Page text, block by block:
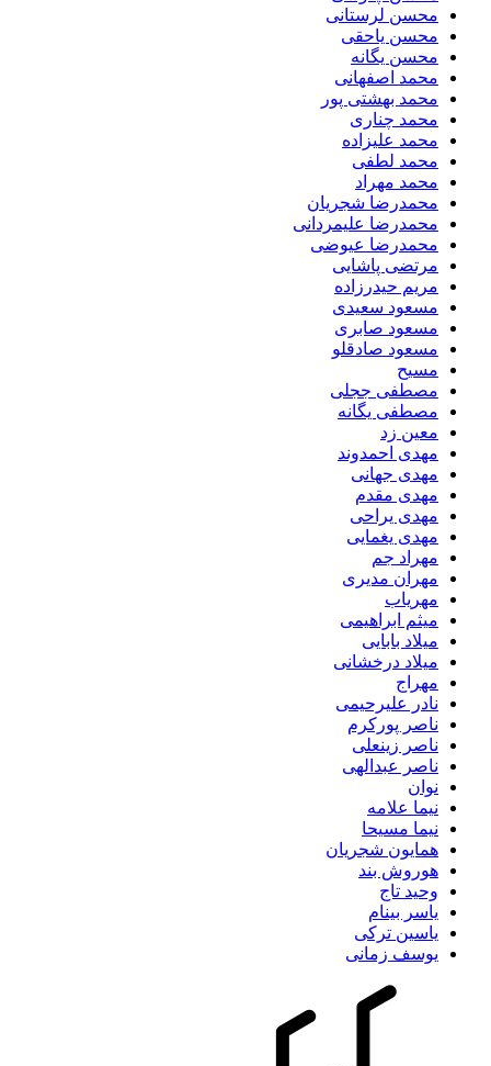
محسن لرستانی
محسن یاحقی
محسن یگانه
محمد اصفهانی
محمد بهشتی پور
محمد چناری
محمد علیزاده
محمد لطفی
محمد مهراد
محمدرضا شجریان
محمدرضا علیمردانی
محمدرضا عیوضی
مرتضی پاشایی
مریم حیدرزاده
مسعود سعیدی
مسعود صابری
مسعود صادقلو
مسیح
مصطفی ججلی
مصطفی یگانه
معین زد
مهدی احمدوند
مهدی جهانی
مهدی مقدم
مهدی یراحی
مهدی یغمایی
مهراد جم
مهران مدیری
مهریاب
میثم ابراهیمی
میلاد بابایی
میلاد درخشانی
مهراج
نادر علیرحیمی
ناصر پورکرم
ناصر زینعلی
ناصر عبدالهی
نوان
نیما علامه
نیما مسیحا
همایون شجریان
هوروش بند
وحید تاج
یاسر بینام
یاسین ترکی
یوسف زمانی